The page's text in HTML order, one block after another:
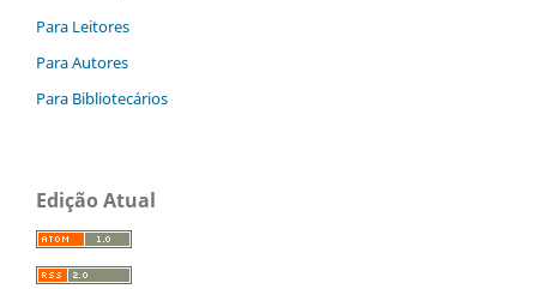
Para Leitores
Para Autores
Para Bibliotecários
Edição Atual